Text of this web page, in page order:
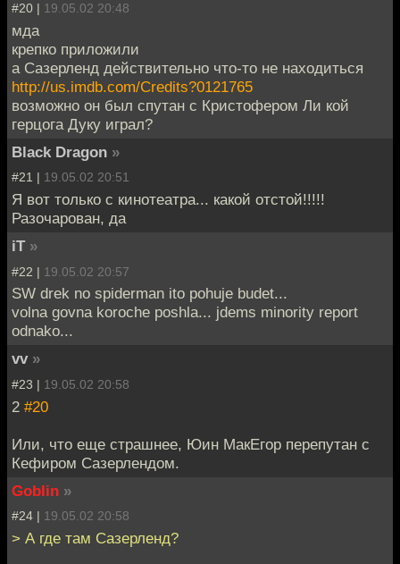
#20 | 19.05.02 20:48
мда
крепко приложили
а Сазерленд действительно что-то не находиться
http://us.imdb.com/Credits?0121765
возможно он был спутан с Кристофером Ли кой
герцога Дуку играл?
Black Dragon »
#21 | 19.05.02 20:51
Я вот только с кинотеатра... какой отстой!!!!!
Разочарован, да
iT »
#22 | 19.05.02 20:57
SW drek no spiderman ito pohuje budet...
volna govna koroche poshla... jdems minority report
odnako...
vv »
#23 | 19.05.02 20:58
2 #20
Или, что еще страшнее, Юин МакЕгор перепутан с
Кефиром Сазерлендом.
Goblin »
#24 | 19.05.02 20:58
> А где там Сазерленд?